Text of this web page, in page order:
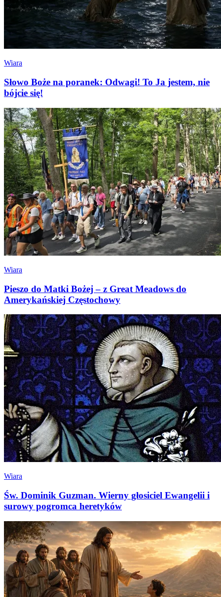
Wiara
Słowo Boże na poranek: Odwagi! To Ja jestem, nie
bójcie się!
Wiara
Pieszo do Matki Bożej – z Great Meadows do
Amerykańskiej Częstochowy
Wiara
Św. Dominik Guzman. Wierny głosiciel Ewangelii i
surowy pogromca heretyków